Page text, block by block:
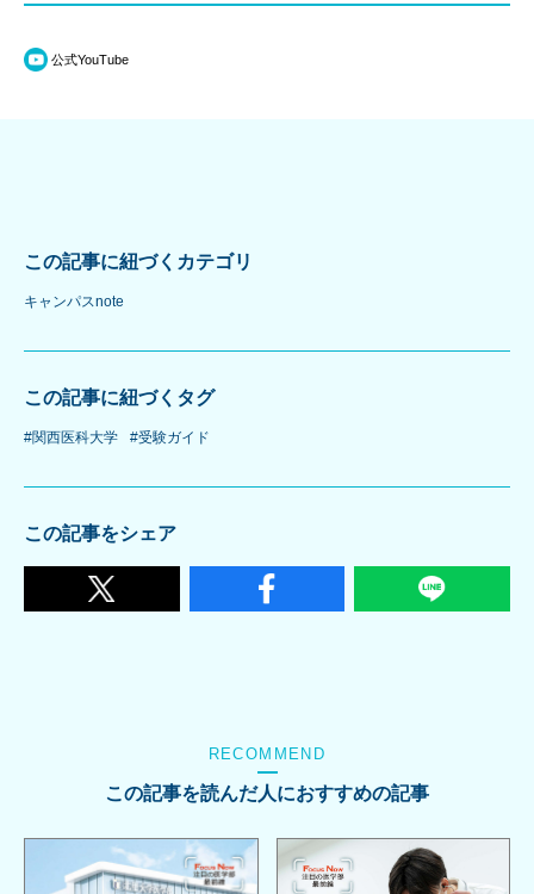
公式YouTube
この記事に紐づくカテゴリ
キャンパスnote
この記事に紐づくタグ
#関西医科大学 #受験ガイド
この記事をシェア
RECOMMEND
この記事を読んだ人におすすめの記事